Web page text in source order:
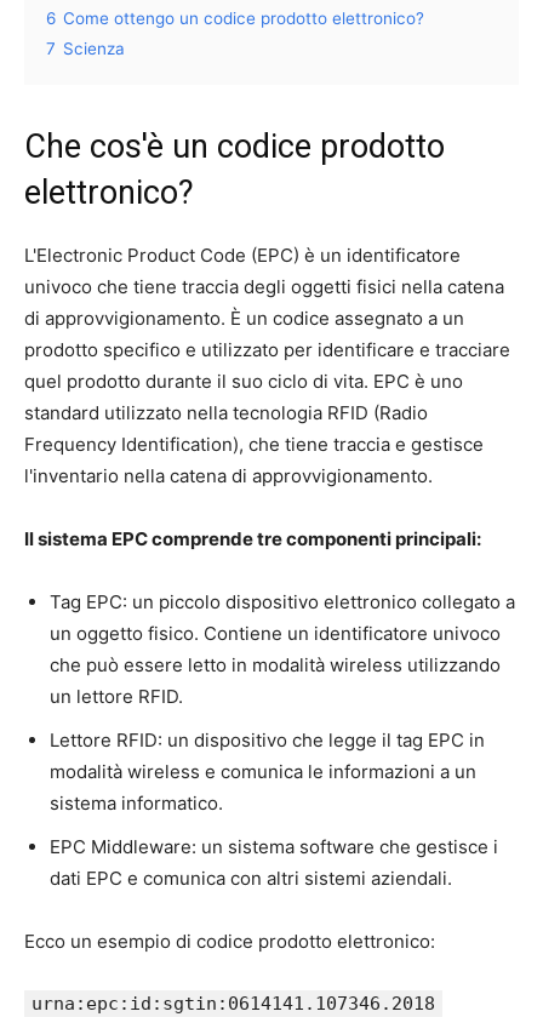
6 Come ottengo un codice prodotto elettronico?
7 Scienza
Che cos'è un codice prodotto
elettronico?
L'Electronic Product Code (EPC) è un identificatore
univoco che tiene traccia degli oggetti fisici nella catena
di approvvigionamento. È un codice assegnato a un
prodotto specifico e utilizzato per identificare e tracciare
quel prodotto durante il suo ciclo di vita. EPC è uno
standard utilizzato nella tecnologia RFID (Radio
Frequency Identification), che tiene traccia e gestisce
l'inventario nella catena di approvvigionamento.
Il sistema EPC comprende tre componenti principali:
Tag EPC: un piccolo dispositivo elettronico collegato a
un oggetto fisico. Contiene un identificatore univoco
che può essere letto in modalità wireless utilizzando
un lettore RFID.
Lettore RFID: un dispositivo che legge il tag EPC in
modalità wireless e comunica le informazioni a un
sistema informatico.
EPC Middleware: un sistema software che gestisce i
dati EPC e comunica con altri sistemi aziendali.
Ecco un esempio di codice prodotto elettronico:
urna:epc:id:sgtin:0614141.107346.2018